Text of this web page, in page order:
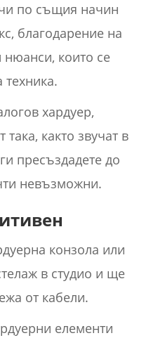
по същия начин
благодарение на
нюанси, които се
техника.
хардуер,
така, както звучат в
пресъздадете до
невъзможни.
конзола или
в студио и ще
от кабели.
елементи